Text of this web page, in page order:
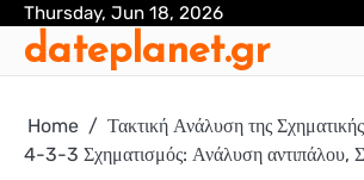
Skip
content
Thursday, Jun 18, 2026
dateplanet.gr
Home
Τακτική Ανάλυση της
4-3-3 Σχηματισμός: Ανάλυση αντιπάλου,